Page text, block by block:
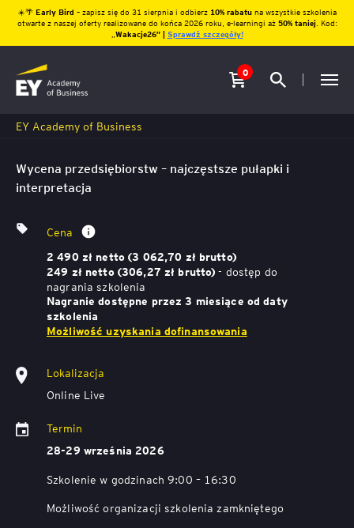
☀️🌴 Early Bird – zapisz się do 31 sierpnia i odbierz10% rabatu na wszystkie szkolenia
otwarte z naszej oferty realizowane do końca 2026 roku, e-learningi aż 50% taniej. Kod:
Wakacje26″ | Sprawdź szczegóły!
0
EY Academy of Business
Wycena przedsiębiorstw – najczęstsze pułapki i
interpretacja
Cena
2 490 zł netto (3 062,70 zł brutto)
249 zł netto (306,27 zł brutto) - dostęp do
nagrania szkolenia
Nagranie dostępne przez 3 miesiące od daty
szkolenia
Możliwość uzyskania dofinansowania
Lokalizacja
Online Live
Termin
28-29 września 2026
Szkolenie w godzinach 9:00 – 16:30
Możliwość organizacji szkolenia zamkniętego